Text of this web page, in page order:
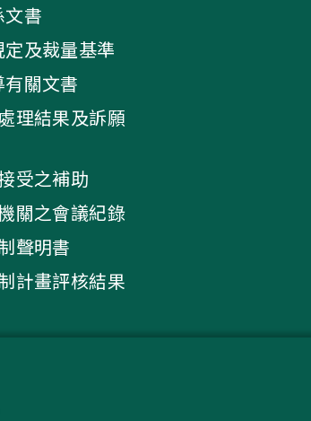
文書
及裁量基準
關文書
理結果及訴願
受之補助
關之會議紀錄
聲明書
計畫評核結果